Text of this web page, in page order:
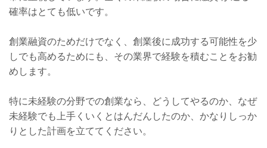
確率はとても低いです。
創業融資のためだけでなく、創業後に成功する可能性を少
しでも高めるためにも、その業界で経験を積むことをお勧
めします。
特に未経験の分野での創業なら、どうしてやるのか、なぜ
未経験でも上手くいくとはんだんしたのか、かなりしっか
りとした計画を立ててください。